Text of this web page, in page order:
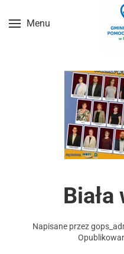
Przejdź do treści
Menu
Napisane przez